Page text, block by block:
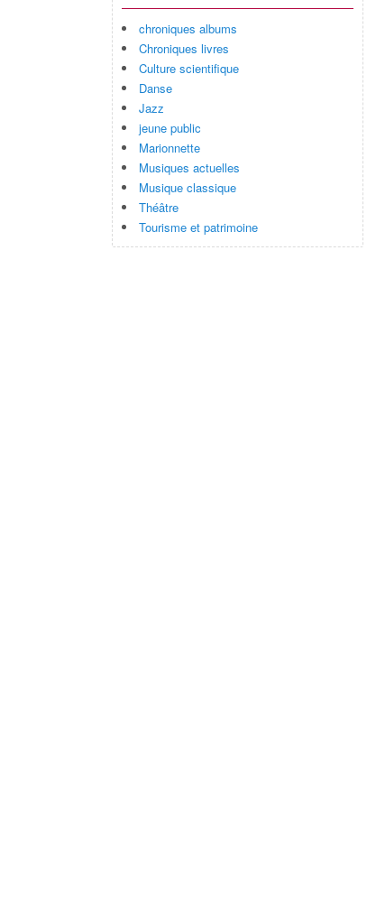
chroniques albums
Chroniques livres
Culture scientifique
Danse
Jazz
jeune public
Marionnette
Musiques actuelles
Musique classique
Théâtre
Tourisme et patrimoine